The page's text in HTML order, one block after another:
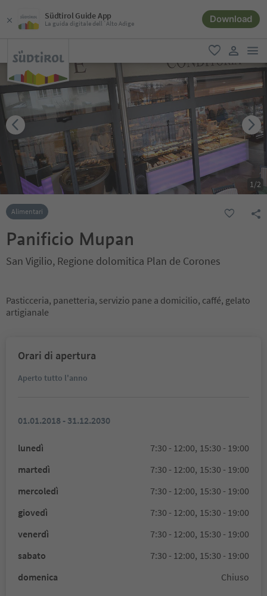
Südtirol Guide App
La guida digitale dell´Alto Adige Download
favoriti
user link
1/2
Alimentari
Panificio Mupan
San Vigilio, Regione dolomitica Plan de Corones
Pasticceria, panetteria, servizio pane a domicilio, caffé, gelato
artigianale
Orari di apertura
Aperto tutto l'anno
01.01.2018 - 31.12.2030
lunedì 7:30 - 12:00, 15:30 - 19:00
martedì
7:30 - 12:00, 15:30 - 19:00
mercoledì
7:30 - 12:00, 15:30 - 19:00
giovedì
7:30 - 12:00, 15:30 - 19:00
venerdì
7:30 - 12:00, 15:30 - 19:00
sabato
7:30 - 12:00, 15:30 - 19:00
domenica
Chiuso